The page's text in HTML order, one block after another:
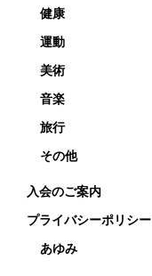
健康
運動
美術
音楽
旅行
その他
入会のご案内
プライバシーポリシー
あゆみ